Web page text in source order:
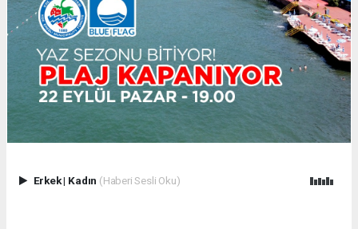
Erkek| Kadın (Haberi Sesli Oku)